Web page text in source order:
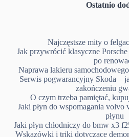
Ostatnio
Najczęstsze mity o
Jak przywrócić klasyczne
po
Naprawa lakieru
Serwis pogwarancyjny Skoda –
zakończeniu
O czym trzeba pamiętać,
Jaki płyn do wspomagania volvo
płynu
Jaki płyn chłodniczy do bmw x3
Wskazówki i triki dotyczące